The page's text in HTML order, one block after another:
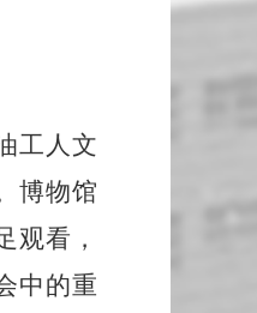
工人文
博物馆
观看，
中的重